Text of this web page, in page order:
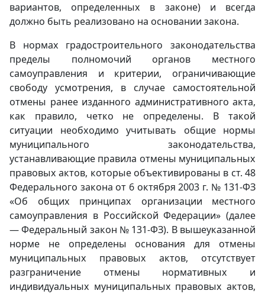
вариантов, определенных в законе) и всегда
должно быть реализовано на основании закона.
В нормах градостроительного законодательства
пределы полномочий органов местного
самоуправления и критерии, ограничивающие
свободу усмотрения, в случае самостоятельной
отмены ранее изданного административного акта,
как правило, четко не определены. В такой
ситуации необходимо учитывать общие нормы
муниципального законодательства,
устанавливающие правила отмены муниципальных
правовых актов, которые объективированы в ст. 48
Федерального закона от 6 октября 2003 г. № 131-ФЗ
«Об общих принципах организации местного
самоуправления в Российской Федерации» (далее
— Федеральный закон № 131-ФЗ). В вышеуказанной
норме не определены основания для отмены
муниципальных правовых актов, отсутствует
разграничение отмены нормативных и
индивидуальных муниципальных правовых актов,